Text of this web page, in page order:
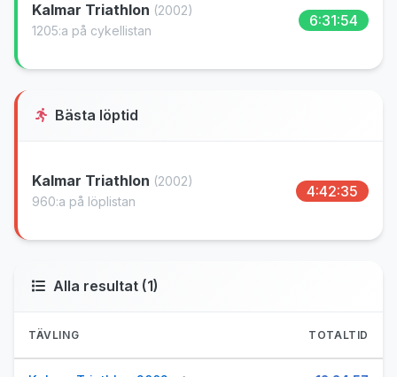
Kalmar Triathlon (2002)
1205:a på cykellistan
6:31:54
Bästa löptid
Kalmar Triathlon (2002)
960:a på löplistan
4:42:35
Alla resultat (1)
TÄVLING TOTALTID